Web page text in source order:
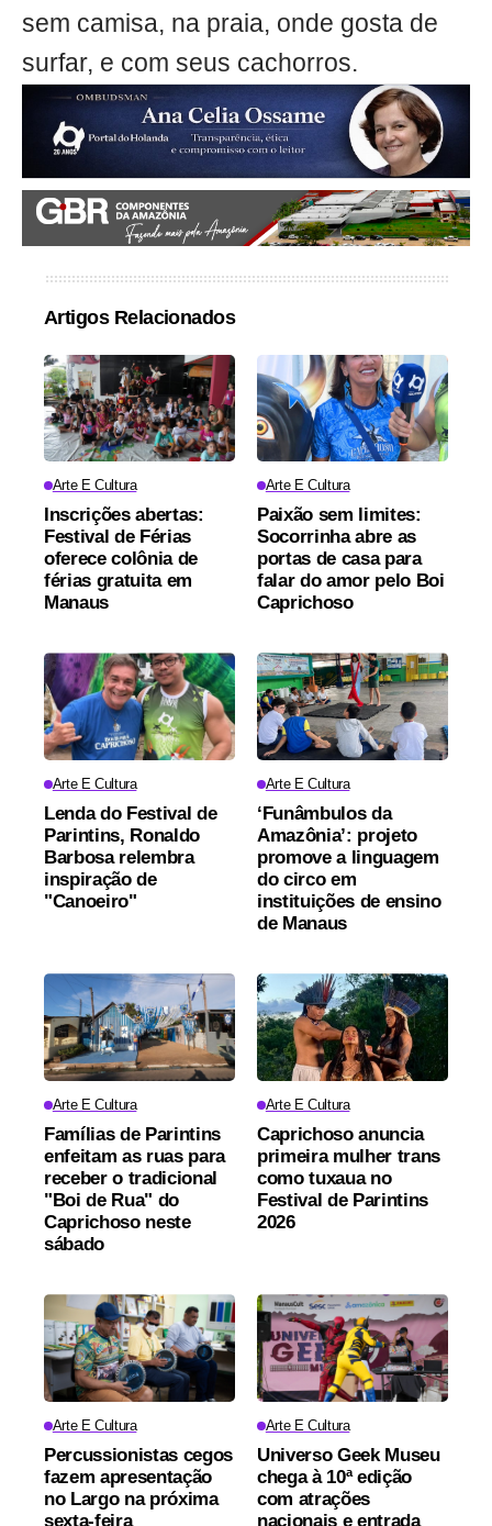
sem camisa, na praia, onde gosta de
surfar, e com seus cachorros.
Artigos Relacionados
Arte E Cultura
Inscrições abertas:
Festival de Férias
oferece colônia de
férias gratuita em
Manaus
Arte E Cultura
Paixão sem limites:
Socorrinha abre as
portas de casa para
falar do amor pelo Boi
Caprichoso
Arte E Cultura
Lenda do Festival de
Parintins, Ronaldo
Barbosa relembra
inspiração de
"Canoeiro"
Arte E Cultura
‘Funâmbulos da
Amazônia’: projeto
promove a linguagem
do circo em
instituições de ensino
de Manaus
Arte E Cultura
Famílias de Parintins
enfeitam as ruas para
receber o tradicional
"Boi de Rua" do
Caprichoso neste
sábado
Arte E Cultura
Caprichoso anuncia
primeira mulher trans
como tuxaua no
Festival de Parintins
2026
Arte E Cultura
Percussionistas cegos
fazem apresentação
no Largo na próxima
sexta-feira
Arte E Cultura
Universo Geek Museu
chega à 10ª edição
com atrações
nacionais e entrada